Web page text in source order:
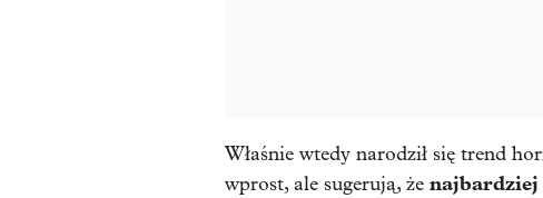
Właśnie wtedy narodził się trend
wprost, ale sugerują, że najbardziej